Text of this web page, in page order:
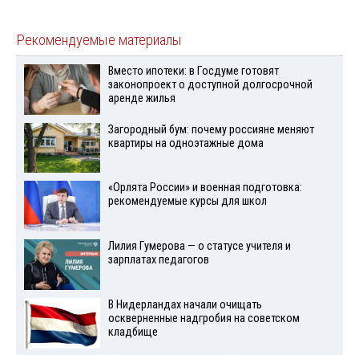
Рекомендуемые материалы
Вместо ипотеки: в Госдуме готовят
законопроект о доступной долгосрочной
аренде жилья
Загородный бум: почему россияне меняют
квартиры на одноэтажные дома
«Орлята России» и военная подготовка:
рекомендуемые курсы для школ
Лилия Гумерова — о статусе учителя и
зарплатах педагогов
В Нидерландах начали очищать
оскверненные надгробия на советском
кладбище